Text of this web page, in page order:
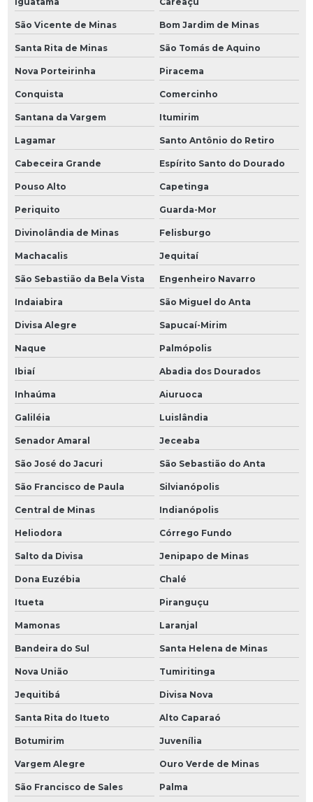
São Vicente de Minas Bom Jardim de Minas
Santa Rita de Minas São Tomás de Aquino
Nova Porteirinha Piracema
Conquista Comercinho
Santana da Vargem Itumirim
Lagamar Santo Antônio do Retiro
Cabeceira Grande Espírito Santo do Dourado
Pouso Alto Capetinga
Periquito Guarda-Mor
Divinolândia de Minas Felisburgo
Machacalis Jequitaí
São Sebastião da Bela Vista Engenheiro Navarro
Indaiabira São Miguel do Anta
Divisa Alegre Sapucaí-Mirim
Naque Palmópolis
Ibiaí Abadia dos Dourados
Inhaúma Aiuruoca
Galiléia Luislândia
Senador Amaral Jeceaba
São José do Jacuri São Sebastião do Anta
São Francisco de Paula Silvianópolis
Central de Minas Indianópolis
Heliodora Córrego Fundo
Salto da Divisa Jenipapo de Minas
Dona Euzébia Chalé
Itueta Piranguçu
Mamonas Laranjal
Bandeira do Sul Santa Helena de Minas
Nova União Tumiritinga
Jequitibá Divisa Nova
Santa Rita do Itueto Alto Caparaó
Botumirim Juvenília
Vargem Alegre Ouro Verde de Minas
São Francisco de Sales Palma